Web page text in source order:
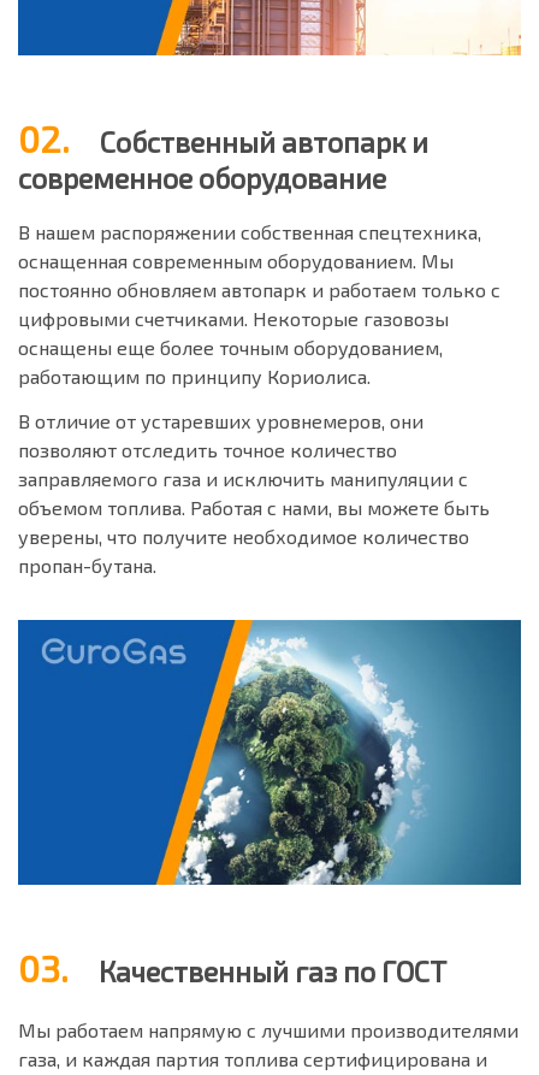
02.
Собственный автопарк и
современное оборудование
В нашем распоряжении собственная спецтехника,
оснащенная современным оборудованием. Мы
постоянно обновляем автопарк и работаем только с
цифровыми счетчиками. Некоторые газовозы
оснащены еще более точным оборудованием,
работающим по принципу Кориолиса.
В отличие от устаревших уровнемеров, они
позволяют отследить точное количество
заправляемого газа и исключить манипуляции с
объемом топлива. Работая с нами, вы можете быть
уверены, что получите необходимое количество
пропан-бутана.
03. Качественный газ по ГОСТ
Мы работаем напрямую с лучшими производителями
газа, и каждая партия топлива сертифицирована и